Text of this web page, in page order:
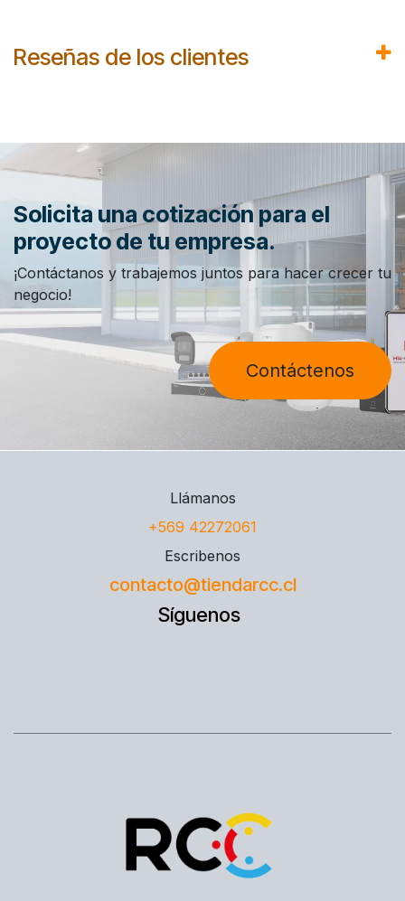
Reseñas de los clientes
Solicita una cotización para el
proyecto de tu empresa.
¡Contáctanos y trabajemos juntos para hacer crecer tu
negocio!
Contáctenos
Llámanos
+569 42272061
Escribenos
contacto@tiendarcc.cl
Síguenos